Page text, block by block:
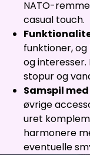
NATO-
casual touch.
funktioner,
og
stopur og
Samspil
øvrige
uret
harmonere
eventuelle